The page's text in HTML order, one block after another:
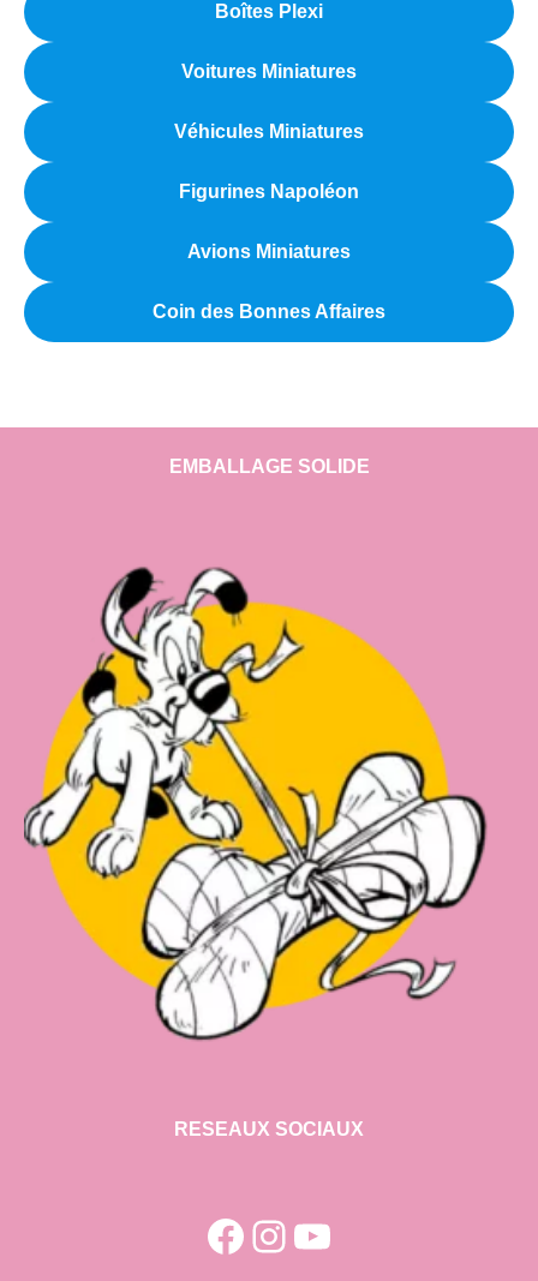
Boîtes Plexi
Voitures Miniatures
Véhicules Miniatures
Figurines Napoléon
Avions Miniatures
Coin des Bonnes Affaires
EMBALLAGE SOLIDE
RESEAUX SOCIAUX
Facebook
Instagram
YouTube